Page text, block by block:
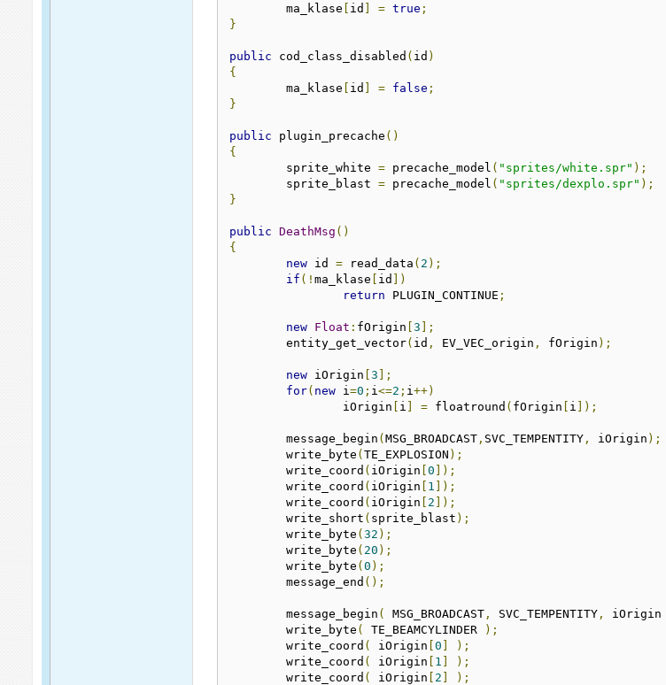
	ma_klase
[ id ] = true ;
}
public cod_class_disabled ( id )
{
	ma_klase
[ id ] = false ;
}
public plugin_precache ()
{
	sprite_white
= precache_model ( "sprites/white.spr" );
	sprite_blast
= precache_model ( "sprites/dexplo.spr" );
}
public DeathMsg ()
{
new id = read_data ( 2 );
if (!ma_klase [ id ])
return PLUGIN_CONTINUE ;
new Float : fOrigin [3 ];
	entity_get_vector
( id , EV_VEC_origin , fOrigin );
new iOrigin [3 ];
for( new i=0 ; i<=2 ; i++)
		iOrigin
[ i ] = floatround ( fOrigin [ i ]);
	message_begin
(MSG_BROADCAST , SVC_TEMPENTITY , iOrigin );
	write_byte
(TE_EXPLOSION );
	write_coord
( iOrigin [0 ]);
	write_coord
( iOrigin [ 1 ]);
	write_coord
( iOrigin [ 2 ]);
	write_short
( sprite_blast );
	write_byte
(32 );
	write_byte
( 20 );
	write_byte
(0 );
	message_end
();
	message_begin
( MSG_BROADCAST , SVC_TEMPENTITY , iOrigin
	write_byte
( TE_BEAMCYLINDER
);
	write_coord
( iOrigin [0 ]
);
	write_coord
( iOrigin [ 1 ]
);
	write_coord
( iOrigin [ 2 ]
);